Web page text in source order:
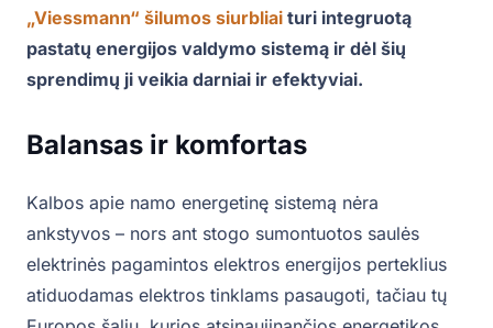
„Viessmann“ šilumos siurbliai turi integruotą
pastatų energijos valdymo sistemą ir dėl šių
sprendimų ji veikia darniai ir efektyviai.
Balansas ir komfortas
Kalbos apie namo energetinę sistemą nėra
ankstyvos – nors ant stogo sumontuotos saulės
elektrinės pagamintos elektros energijos perteklius
atiduodamas elektros tinklams pasaugoti, tačiau tų